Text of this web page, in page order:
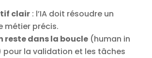
clair: l’IA doit résoudre un
métier précis.
reste dans la boucle(human in
pour la validation et les tâches